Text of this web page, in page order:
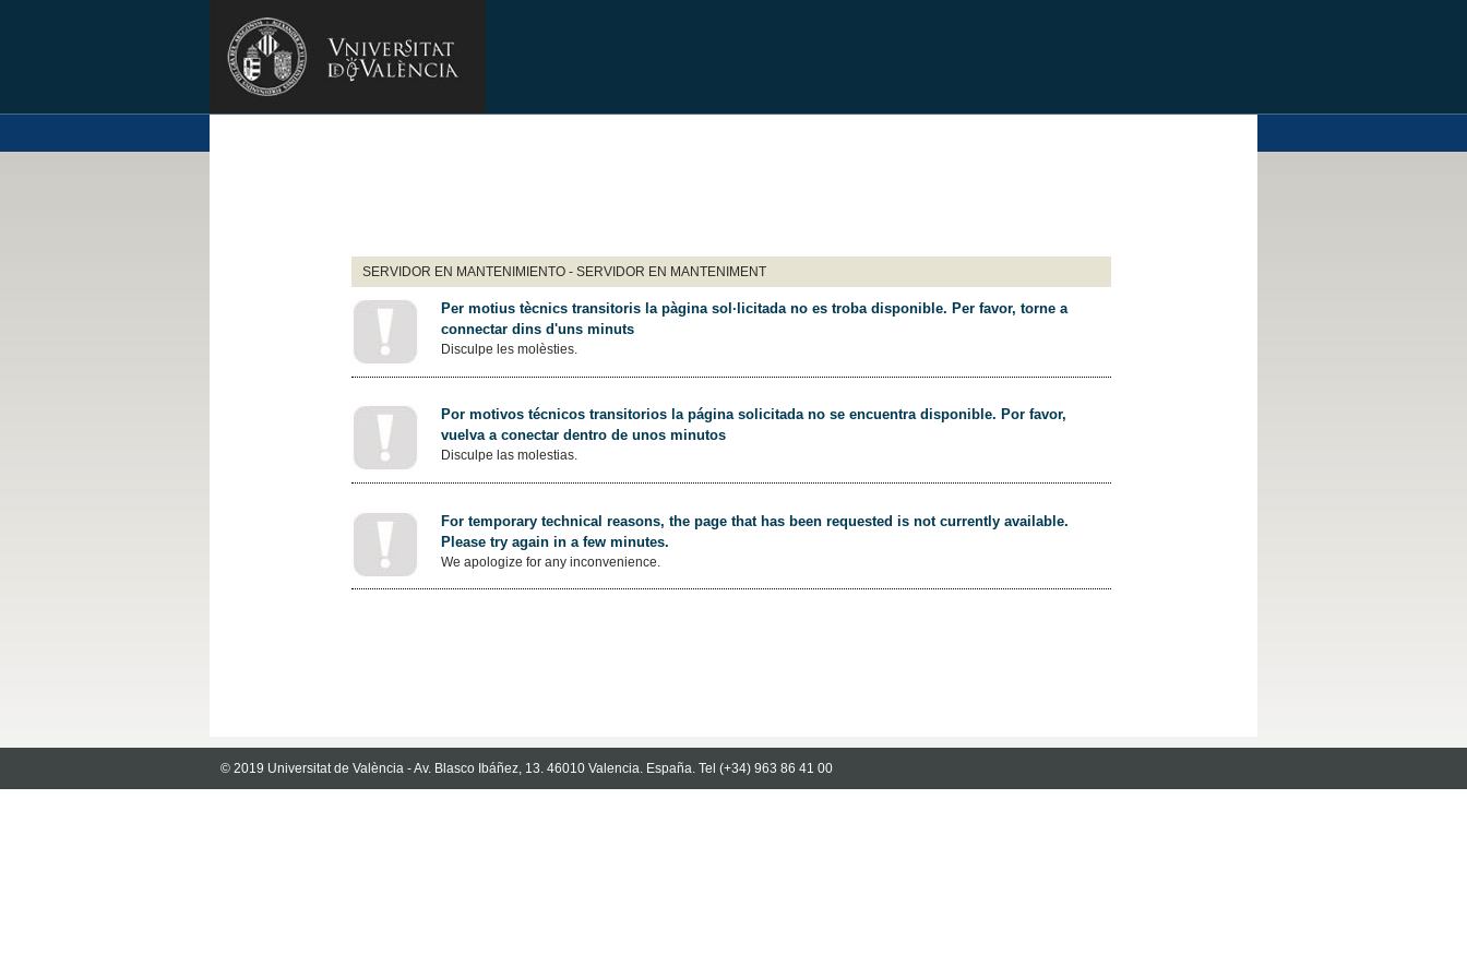
SERVIDOR EN MANTENIMIENTO - SERVIDOR EN MANTENIMENT
Per motius tècnics transitoris la pàgina sol·licitada no es troba disponible. Per favor, torne a
connectar dins d'uns minuts
Disculpe les molèsties.
Por motivos técnicos transitorios la página solicitada no se encuentra disponible. Por favor,
vuelva a conectar dentro de unos minutos
Disculpe las molestias.
For temporary technical reasons, the page that has been requested is not currently available.
Please try again in a few minutes.
We apologize for any inconvenience.
© 2019 Universitat de València - Av. Blasco Ibáñez, 13. 46010 Valencia. España. Tel (+34) 963 86 41 00